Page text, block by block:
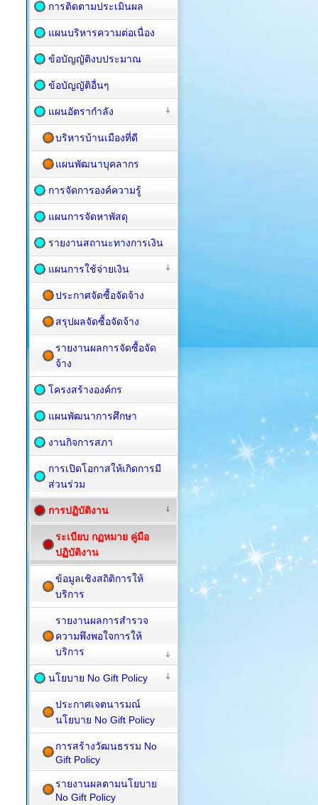
การติดตามประเมินผล
แผนบริหารความต่อเนื่อง
ข้อบัญญัติงบประมาณ
ข้อบัญญัติอื่นๆ
แผนอัตรากำลัง
บริหารบ้านเมืองที่ดี
แผนพัฒนาบุคลากร
การจัดการองค์ความรู้
แผนการจัดหาพัสดุ
รายงานสถานะทางการเงิน
แผนการใช้จ่ายเงิน
ประกาศจัดซื้อจัดจ้าง
สรุปผลจัดซื้อจัดจ้าง
รายงานผลการจัดซื้อจัด
จ้าง
โครงสร้างองค์กร
แผนพัฒนาการศึกษา
งานกิจการสภา
การเปิดโอกาสให้เกิดการมี
ส่วนร่วม
การปฏิบัติงาน
ระเบียบ กฏหมาย คู่มือ
ปฏิบัติงาน
ข้อมูลเชิงสถิติการให้
บริการ
รายงานผลการสำรวจ
ความพึงพอใจการให้
บริการ
นโยบาย No Gift Policy
ประกาศเจตนารมณ์
นโยบาย No Gift Policy
การสร้างวัฒนธรรม No
Gift Policy
รายงานผลตามนโยบาย
No Gift Policy